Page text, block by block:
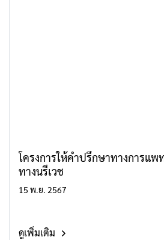
โครงการให้คำปรึกษาทางการแ
ทางนรีเวช
15 พ.ย. 2567
ดูเพิ่มเติม